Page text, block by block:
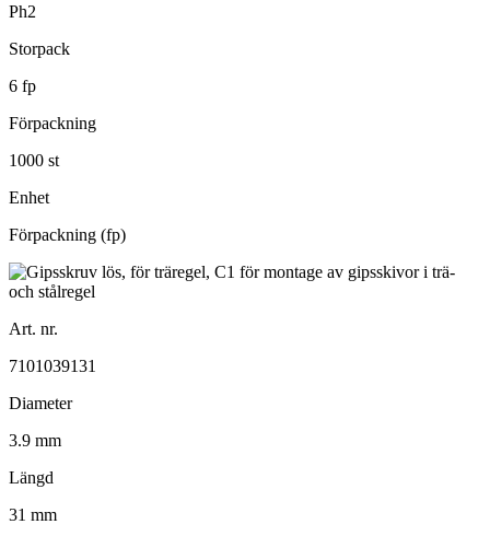
Ph2
Storpack
6 fp
Förpackning
1000 st
Enhet
Förpackning (fp)
Art. nr.
7101039131
Diameter
3.9 mm
Längd
31 mm